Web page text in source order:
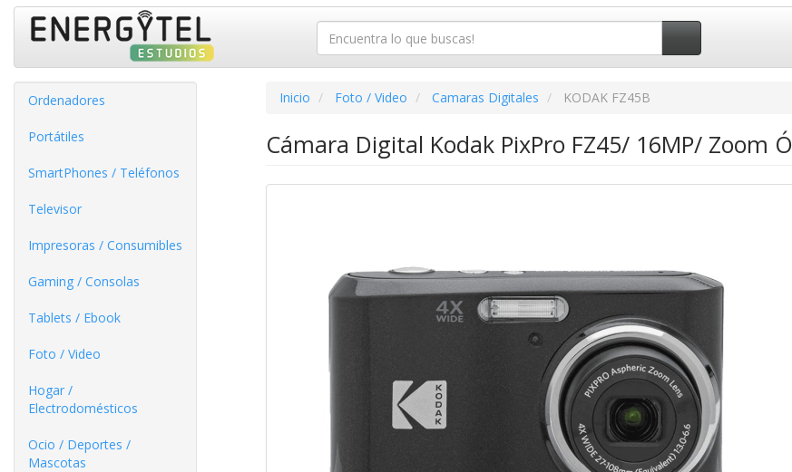
Ordenadores
Portátiles
SmartPhones / Teléfonos
Televisor
Impresoras / Consumibles
Gaming / Consolas
Tablets / Ebook
Foto / Video
Hogar /
Electrodomésticos
Ocio / Deportes /
Mascotas
Inicio Foto / Video Camaras Digitales KODAK FZ45B
Cámara Digital Kodak PixPro FZ45/ 16MP/ Zoom